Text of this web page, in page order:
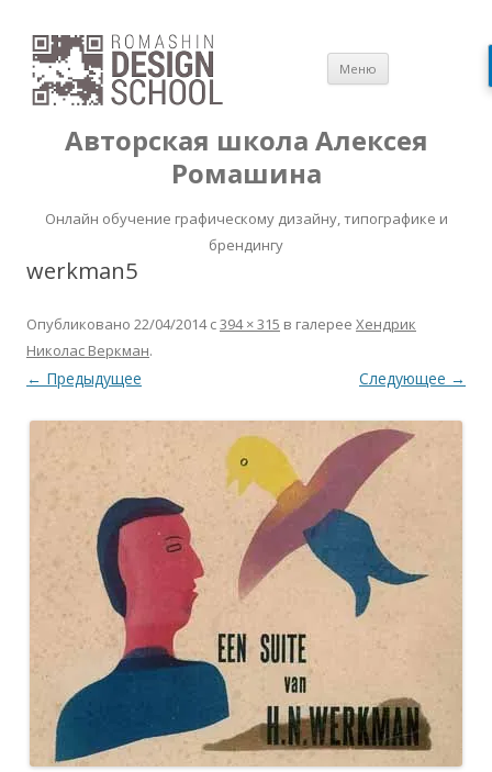
Авторская школа Алексея
Ромашина
Онлайн обучение графическому дизайну, типографике и
брендингу
Меню
содержимому
werkman5
Опубликовано 22/04/2014с394 × 315 в галерее Хендрик
Николас Веркман.
← Предыдущее Следующее →